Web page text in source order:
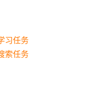
习任务
索任务